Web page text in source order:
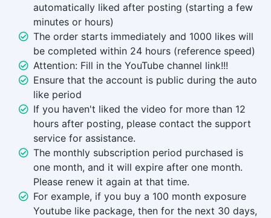
automatically liked after posting (starting a few
minutes or hours)
The order starts immediately and 1000 likes will
be completed within 24 hours (reference speed)
Attention: Fill in the YouTube channel link!!!
Ensure that the account is public during the auto
like period
If you haven't liked the video for more than 12
hours after posting, please contact the support
service for assistance.
The monthly subscription period purchased is
one month, and it will expire after one month.
Please renew it again at that time.
For example, if you buy a 100 month exposure
Youtube like package, then for the next 30 days,